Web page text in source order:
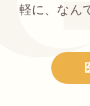
軽に、なん